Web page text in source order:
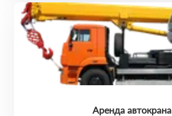
Аренда автокрана